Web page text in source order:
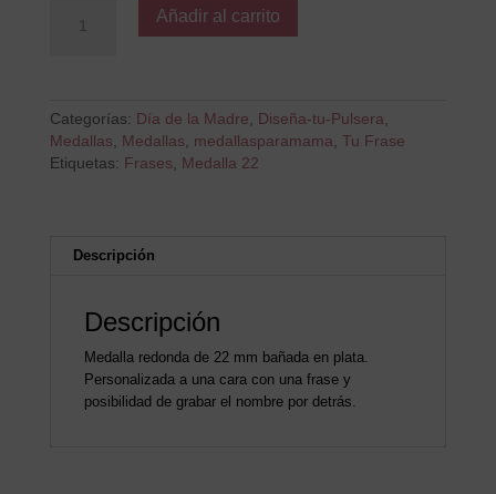
Mejor
cantidad
Añadir al carrito
Categorías: Día de la Madre, Diseña-tu-Pulsera,
Medallas, Medallas, medallasparamama, Tu Frase
Etiquetas: Frases, Medalla 22
Descripción
Descripción
Medalla redonda de 22 mm bañada en plata.
Personalizada a una cara con una frase y
posibilidad de grabar el nombre por detrás.